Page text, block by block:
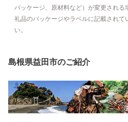
パッケージ、原材料など）が変更される
礼品のパッケージやラベルに記載されて
い。
島根県益田市のご紹介